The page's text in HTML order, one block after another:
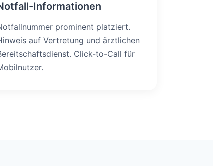
Informationen
prominent platziert.
auf Vertretung und ärztlichen
Click-to-Call für